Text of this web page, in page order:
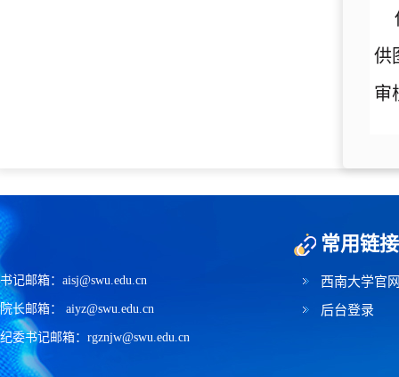
供
审
书记邮箱：aisj@swu.edu.cn
院长邮箱： aiyz@swu.edu.cn
纪委书记邮箱：rgznjw@swu.edu.cn
常用链接
西南大学官
后台登录